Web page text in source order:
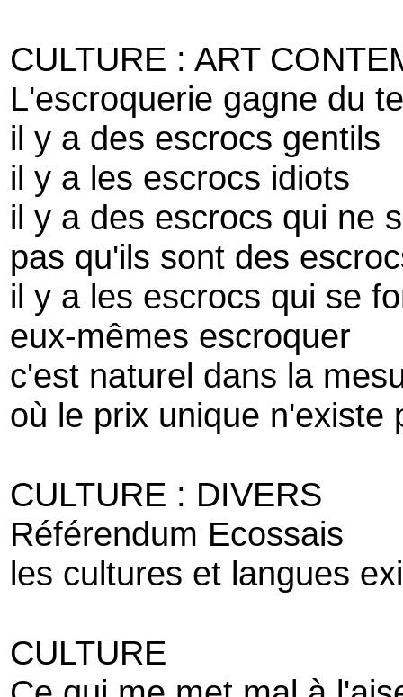
CULTURE : ART
L'escroquerie gagne du
il y a des escrocs gentils
il y a les escrocs idiots
il y a des escrocs qui ne
pas qu'ils sont des
il y a les escrocs qui se
eux-mêmes escroquer
c'est naturel dans la
où le prix unique n'existe
CULTURE : DIVERS
Référendum Ecossais
les cultures et langues
CULTURE